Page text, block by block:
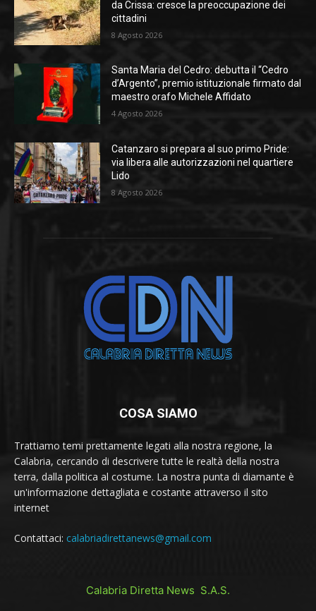
da Crissa: cresce la preoccupazione dei
cittadini
8 Agosto 2026
Santa Maria del Cedro: debutta il “Cedro
d’Argento”, premio istituzionale firmato dal
maestro orafo Michele Affidato
4 Agosto 2026
Catanzaro si prepara al suo primo Pride:
via libera alle autorizzazioni nel quartiere
Lido
8 Agosto 2026
COSA SIAMO
Trattiamo temi prettamente legati alla nostra regione, la
Calabria, cercando di descrivere tutte le realtà della nostra
terra, dalla politica al costume. La nostra punta di diamante è
un'informazione dettagliata e costante attraverso il sito
internet
Contattaci: calabriadirettanews@gmail.com
Calabria Diretta News S.A.S.